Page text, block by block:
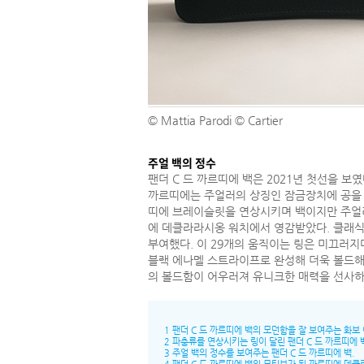
© Mattia Parodi © Cartier
주얼 백의 정수
팬더 C 드 까르띠에 백은 2021년 첫선을 보
까르띠에는 주얼러의 상징인 잠금장치에 공
띠에 브레이슬릿을 연상시키며 백이지만 주
에 데클라라시옹 워치에서 영감받았다. 클래
부여했다. 이 29개의 움직이는 링은 미끄러
블랙 에나멜 스트라이프로 완성해 더욱 볼드
의 볼드함이 어우러져 유니크한 매력을 선사
1 팬더 C 드 까르띠에 백의 모던함을 잘 보여주는 화보
2 파충류를 연상시키는 링이 달린 팬더 C 드 까르띠에
3 주얼 백의 정수를 보여주는 팬더 C 드 까르띠에 백.